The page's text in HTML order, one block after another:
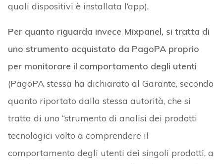
quali dispositivi è installata l’app).
Per quanto riguarda invece Mixpanel, si tratta di
uno strumento acquistato da PagoPA proprio
per monitorare il comportamento degli utenti
(PagoPA stessa ha dichiarato al Garante, secondo
quanto riportato dalla stessa autorità, che si
tratta di uno “strumento di analisi dei prodotti
tecnologici volto a comprendere il
comportamento degli utenti dei singoli prodotti, a